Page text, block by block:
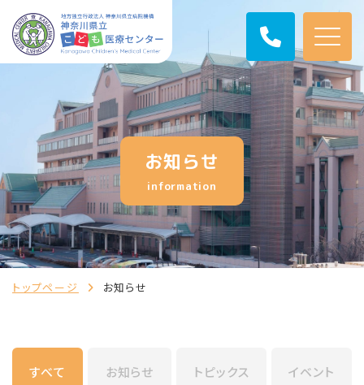
お知らせ
information
トップページ お知らせ
すべて お知らせ トピックス イベント